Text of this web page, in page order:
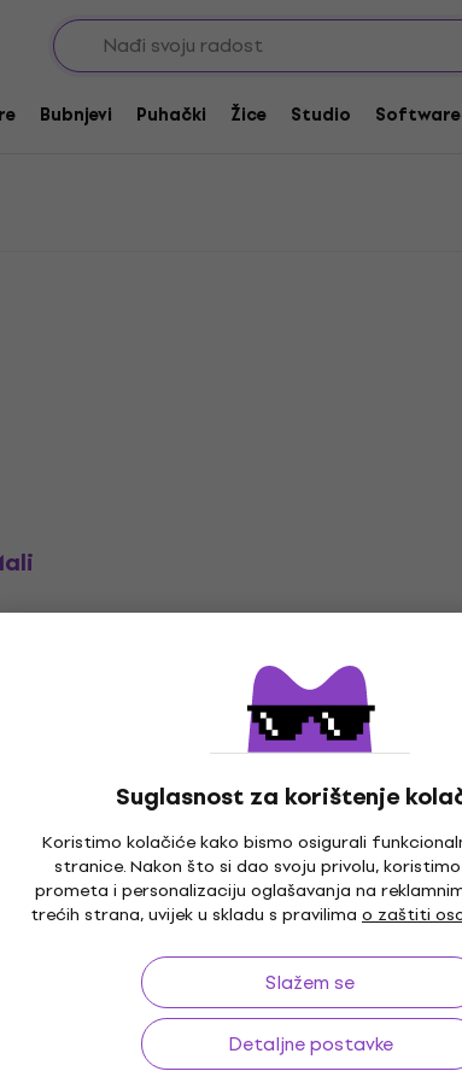
Bubnjevi Puhački Žice Studio Software
Suglasnost za korištenje
Koristimo kolačiće kako bismo osigurali
stranice. Nakon što si dao svoju privolu,
prometa i personalizaciju oglašavanja na
trećih strana, uvijek u skladu s pravilima o zaštiti
Slažem se
Detaljne postavke
Pearl Snare bubnjevi 12
do 30 dana Besplatna dostavaod 169 €
Korisno